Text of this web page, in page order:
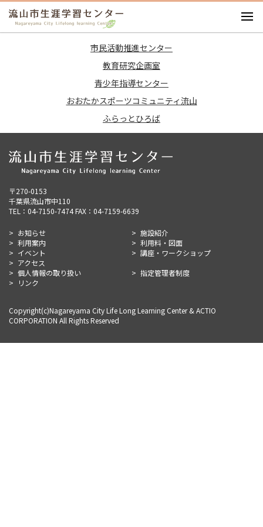
お知らせ
施設紹介
利用案内
利用料・図面
市民活動推進センター
教育研究企画室
青少年指導センター
おおたかスポーツコミュニティ流山
ふらっとひろば
〒270-0153
千葉県流山市中110
TEL：04-7150-7474 FAX：04-7159-6639
お知らせ
施設紹介
利用案内
利用料・図面
イベント
講座・ワークショップ
アクセス
個人情報の取り扱い
指定管理者制度
リンク
Copyright(c)Nagareyama City Life Long Learning Center & ACTIO
CORPORATION All Rights Reserved